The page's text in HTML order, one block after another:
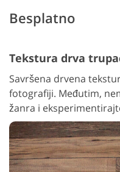
Besplatno
Tekstura drva
Savršena drvena
fotografiji. Međutim,
žanra i